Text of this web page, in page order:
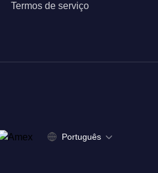
Termos de serviço
Português